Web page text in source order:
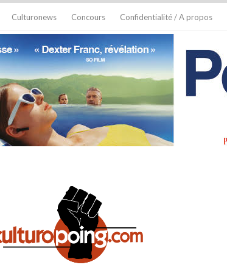
Culturonews Concours Confidentialité / A propos